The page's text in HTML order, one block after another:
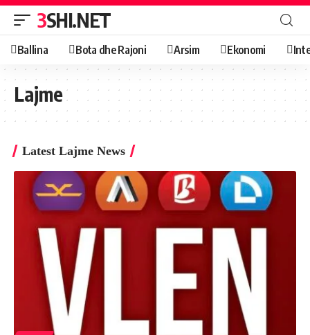
3SHI.NET
Ballina Bota dhe Rajoni Arsim Ekonomi
Lajme
Latest Lajme News